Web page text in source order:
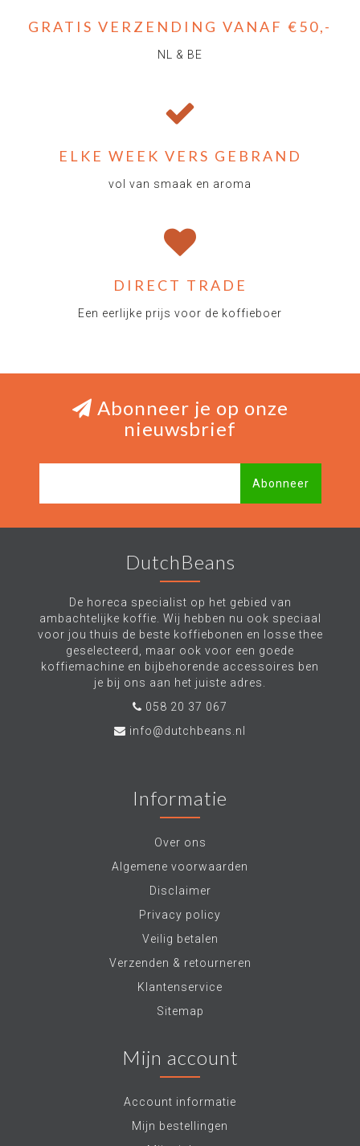
GRATIS VERZENDING VANAF €50,-
NL & BE
ELKE WEEK VERS GEBRAND
vol van smaak en aroma
DIRECT TRADE
Een eerlijke prijs voor de koffieboer
Abonneer je op onze
nieuwsbrief
Abonneer
DutchBeans
De horeca specialist op het gebied van
ambachtelijke koffie. Wij hebben nu ook speciaal
voor jou thuis de beste koffiebonen en losse thee
geselecteerd, maar ook voor een goede
koffiemachine en bijbehorende accessoires ben
je bij ons aan het juiste adres.
058 20 37 067
info@dutchbeans.nl
Informatie
Over ons
Algemene voorwaarden
Disclaimer
Privacy policy
Veilig betalen
Verzenden & retourneren
Klantenservice
Sitemap
Mijn account
Account informatie
Mijn bestellingen